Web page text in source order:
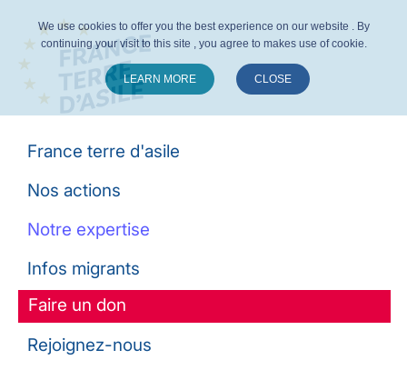
France terre d'asile
Nos actions
Notre expertise
Infos migrants
Faire un don
Rejoignez-nous
We use cookies to offer you the best experience on our website . By
continuing your visit to this site , you agree to makes use of cookie.
LEARN MORE CLOSE